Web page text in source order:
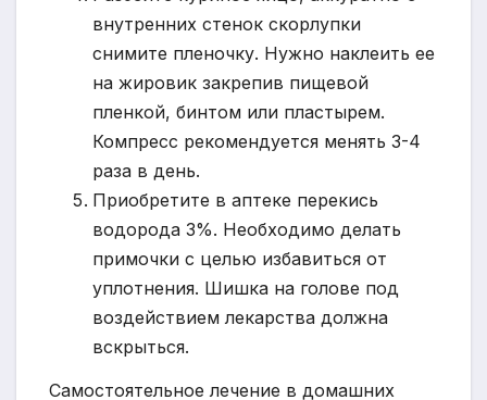
внутренних стенок скорлупки
снимите пленочку. Нужно наклеить ее
на жировик закрепив пищевой
пленкой, бинтом или пластырем.
Компресс рекомендуется менять 3-4
раза в день.
Приобретите в аптеке перекись
водорода 3%. Необходимо делать
примочки с целью избавиться от
уплотнения. Шишка на голове под
воздействием лекарства должна
вскрыться.
Самостоятельное лечение в домашних